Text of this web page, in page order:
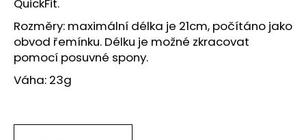
Rozměry: maximální délka je 21cm, počítáno jako
obvod řemínku. Délku je možné zkracovat
pomocí posuvné spony.
Váha: 23g
u
j
e
m